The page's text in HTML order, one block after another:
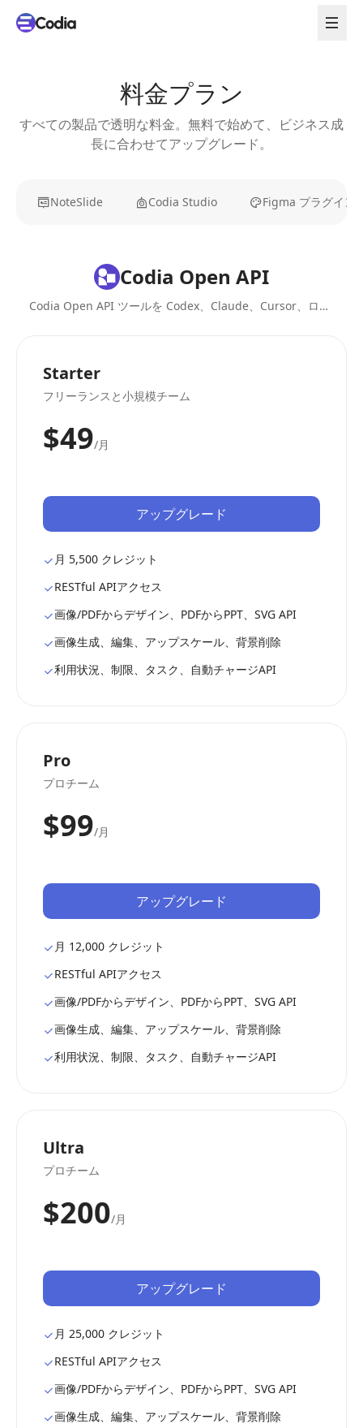
料金プラン
すべての製品で透明な料金。無料で始めて、ビジネス成
長に合わせてアップグレード。
NoteSlide Codia Studio Figma プラグイン
Codia Open API
Codia Open API ツールを Codex、Claude、Cursor、ローカルAIエージェントにインストール。
Starter
フリーランスと小規模チーム
$49/月
アップグレード
月 5,500 クレジット
RESTful APIアクセス
画像/PDFからデザイン、PDFからPPT、SVG API
画像生成、編集、アップスケール、背景削除
利用状況、制限、タスク、自動チャージAPI
Pro
プロチーム
$99/月
アップグレード
月 12,000 クレジット
RESTful APIアクセス
画像/PDFからデザイン、PDFからPPT、SVG API
画像生成、編集、アップスケール、背景削除
利用状況、制限、タスク、自動チャージAPI
Ultra
プロチーム
$200/月
アップグレード
月 25,000 クレジット
RESTful APIアクセス
画像/PDFからデザイン、PDFからPPT、SVG API
画像生成、編集、アップスケール、背景削除